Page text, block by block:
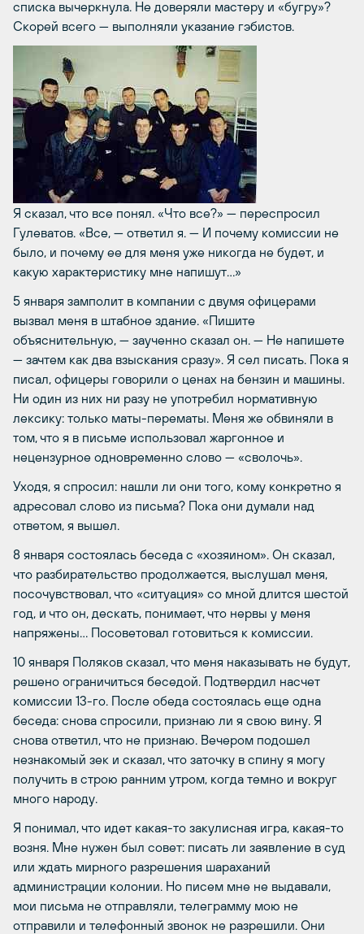
списка вычеркнула. Не доверяли мастеру и «бугру»?
Скорей всего — выполняли указание гэбистов.
Я сказал, что все понял. «Что все?» — переспросил
Гулеватов. «Все, — ответил я. — И почему комиссии не
было, и почему ее для меня уже никогда не будет, и
какую характеристику мне напишут…»
5 января замполит в компании с двумя офицерами
вызвал меня в штабное здание. «Пишите
объяснительную, — заученно сказал он. — Не напишете
— зачтем как два взыскания сразу». Я сел писать. Пока я
писал, офицеры говорили о ценах на бензин и машины.
Ни один из них ни разу не употребил нормативную
лексику: только маты-перематы. Меня же обвиняли в
том, что я в письме использовал жаргонное и
нецензурное одновременно слово — «сволочь».
Уходя, я спросил: нашли ли они того, кому конкретно я
адресовал слово из письма? Пока они думали над
ответом, я вышел.
8 января состоялась беседа с «хозяином». Он сказал,
что разбирательство продолжается, выслушал меня,
посочувствовал, что «ситуация» со мной длится шестой
год, и что он, дескать, понимает, что нервы у меня
напряжены… Посоветовал готовиться к комиссии.
10 января Поляков сказал, что меня наказывать не будут,
решено ограничиться беседой. Подтвердил насчет
комиссии 13-го. После обеда состоялась еще одна
беседа: снова спросили, признаю ли я свою вину. Я
снова ответил, что не признаю. Вечером подошел
незнакомый зек и сказал, что заточку в спину я могу
получить в строю ранним утром, когда темно и вокруг
много народу.
Я понимал, что идет какая-то закулисная игра, какая-то
возня. Мне нужен был совет: писать ли заявление в суд
или ждать мирного разрешения шараханий
администрации колонии. Но писем мне не выдавали,
мои письма не отправляли, телеграмму мою не
отправили и телефонный звонок не разрешили. Они